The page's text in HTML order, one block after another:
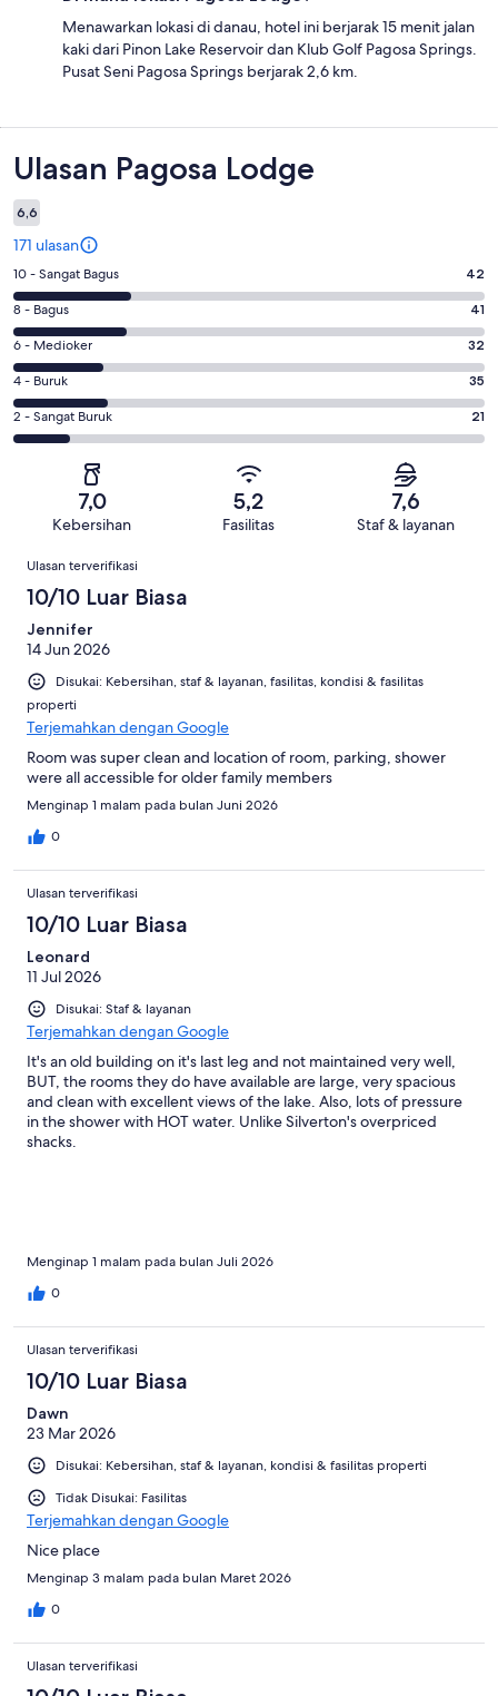
Menawarkan lokasi di danau, hotel ini berjarak 15 menit jalan
kaki dari Pinon Lake Reservoir dan Klub Golf Pagosa Springs.
Pusat Seni Pagosa Springs berjarak 2,6 km.
Ulasan
Ulasan Pagosa Lodge
6,6
171 ulasan
Penilaian
10
-
Sangat
Bagus.
42
dari
171
10 - Sangat Bagus 42
Penilaian
8
-
Bagus.
41
dari
8 - Bagus 41
Penilaian
6
-
Medioker.
32
6 - Medioker 32
Penilaian
4
-
4 - Buruk 35
Penilaian
2
dari
ulasan
2 - Sangat Buruk 21
7,0
Kebersihan
5,2
Fasilitas
7,6
Staf & layanan
Ulasan
Ulasan terverifikasi
10/10 Luar Biasa
Jennifer
14 Jun 2026
Disukai: Kebersihan, staf & layanan, fasilitas, kondisi & fasilitas
properti
Terjemahkan dengan Google
Room was super clean and location of room, parking, shower
were all accessible for older family members
Menginap 1 malam pada bulan Juni 2026
0
Ulasan terverifikasi
10/10 Luar Biasa
Leonard
11 Jul 2026
Disukai: Staf & layanan
Terjemahkan dengan Google
It's an old building on it's last leg and not maintained very well,
BUT, the rooms they do have available are large, very spacious
and clean with excellent views of the lake. Also, lots of pressure
in the shower with HOT water. Unlike Silverton's overpriced
shacks.
Menginap 1 malam pada bulan Juli 2026
0
Ulasan terverifikasi
10/10 Luar Biasa
Dawn
23 Mar 2026
Disukai: Kebersihan, staf & layanan, kondisi & fasilitas properti
Tidak Disukai: Fasilitas
Terjemahkan dengan Google
Nice place
Menginap 3 malam pada bulan Maret 2026
0
Ulasan terverifikasi